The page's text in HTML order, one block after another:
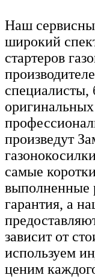
Наш
широкий
стартеров
специалисты,
произведут
самые
выполненные
гарантия, а
зависит от
используем
ценим